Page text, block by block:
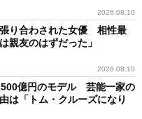
2026.08.10
り合わされた女優 相性最
親友のはずだった」
2026.08.10
億円のモデル 芸能一家の
は「トム・クルーズになり